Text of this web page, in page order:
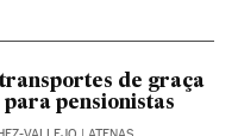
de graça
para pensionistas